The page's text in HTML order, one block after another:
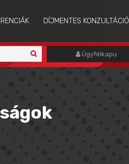
DÍJMENTES KONZULTÁCIÓ
Ügyfélkapu